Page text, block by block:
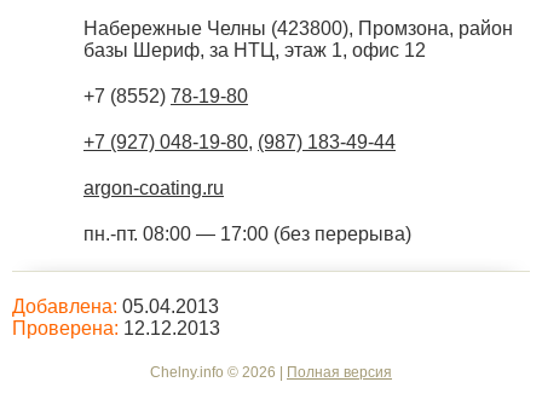
Набережные Челны (423800), Промзона, район
базы Шериф, за НТЦ, этаж 1, офис 12
+7 (8552) 78-19-80
+7 (927) 048-19-80, (987) 183-49-44
argon-coating.ru
пн.-пт. 08:00 — 17:00 (без перерыва)
Добавлена: 05.04.2013
Проверена: 12.12.2013
Chelny.info © 2026 | Полная версия